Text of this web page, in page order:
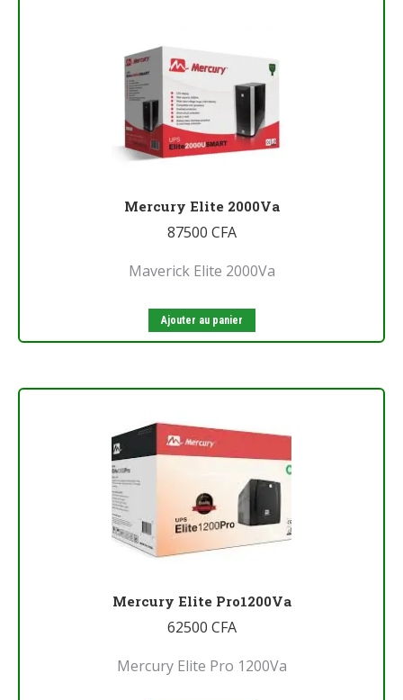
Mercury Elite 2000Va
87500 CFA
Maverick Elite 2000Va
Ajouter au panier
Mercury Elite Pro1200Va
62500 CFA
Mercury Elite Pro 1200Va